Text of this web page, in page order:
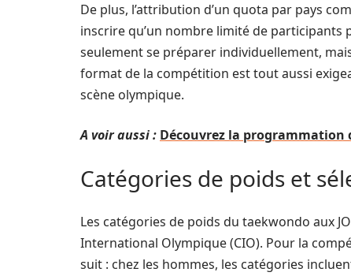
De plus, l’attribution d’un quota par pays
inscrire qu’un nombre limité de participants
seulement se préparer individuellement,
format de la compétition est tout aussi
scène olympique.
A voir aussi : Découvrez la programmation
Catégories de poids et
Les catégories de poids du taekwondo aux
International Olympique (CIO). Pour la
suit : chez les hommes, les catégories